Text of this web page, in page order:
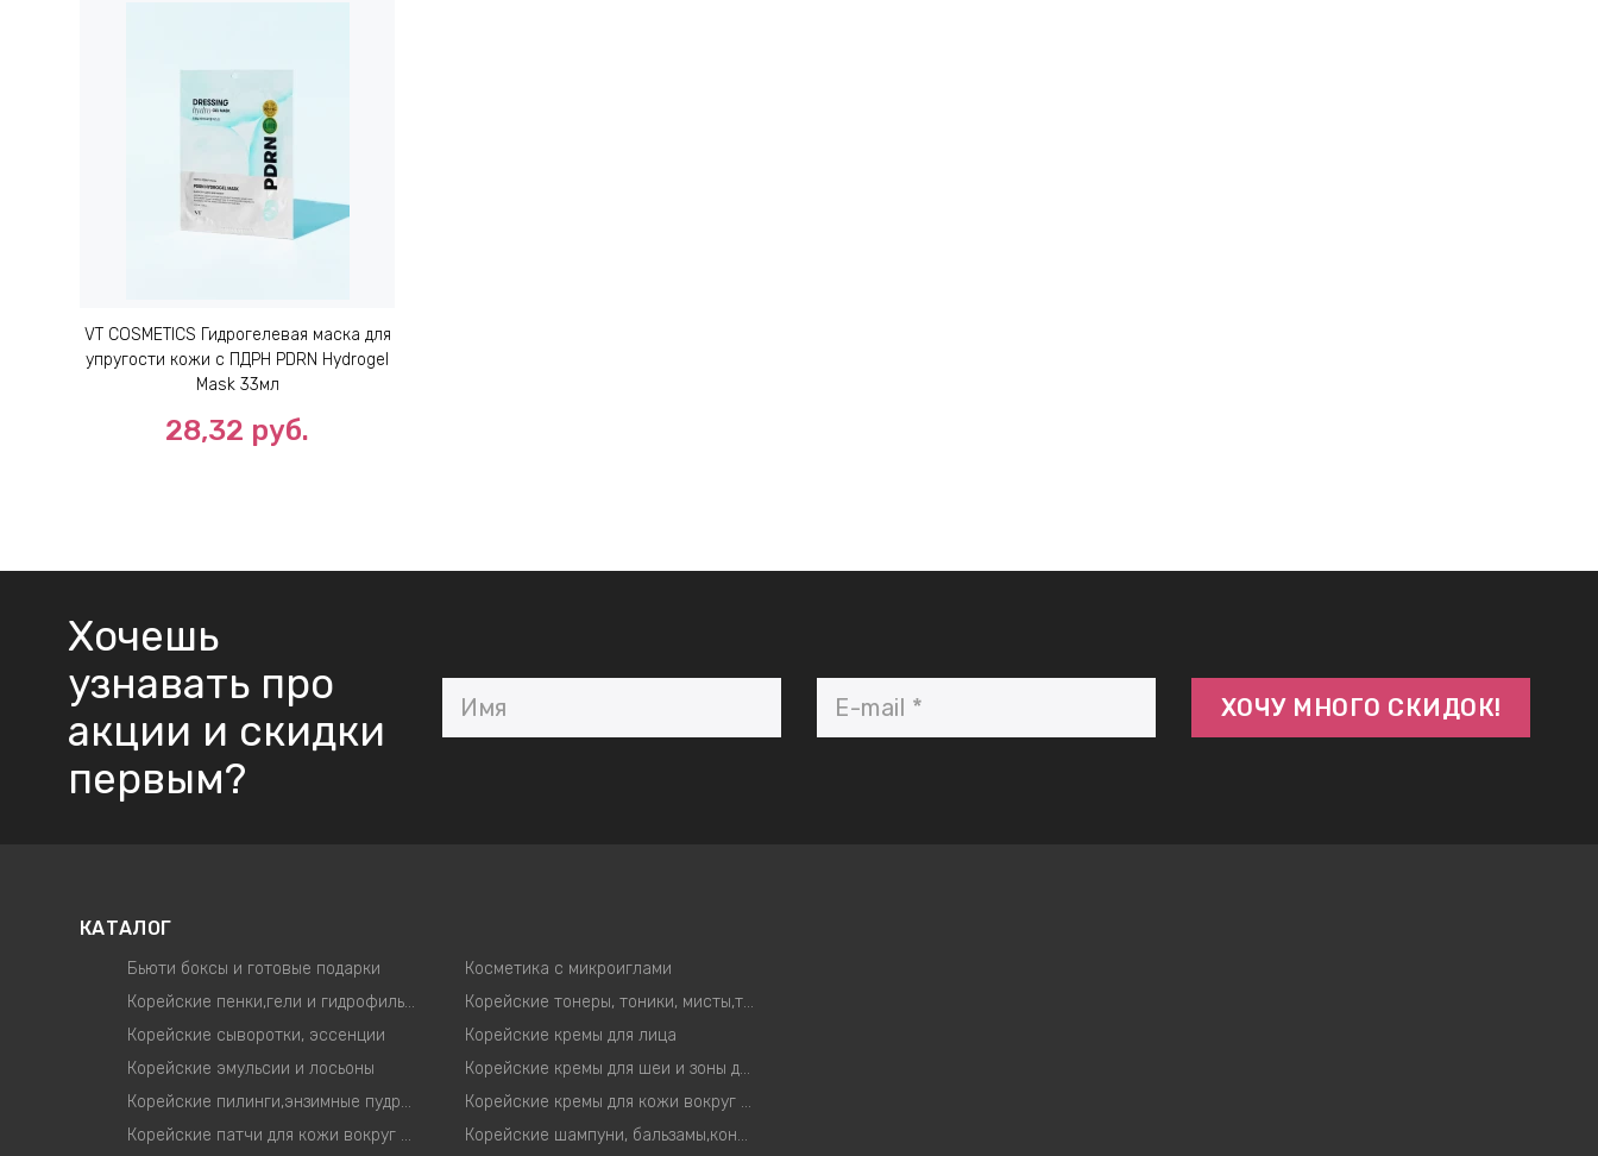
VT COSMETICS Гидрогелевая маска для
упругости кожи с ПДРН PDRN Hydrogel
Mask 33мл
28,32 руб.
Хочешь
узнавать про
акции и скидки
первым?
КАТАЛОГ
Бьюти боксы и готовые подарки
Косметика с микроиглами
Корейские пенки,гели и гидрофильные масла
Корейские тонеры, тоники, мисты,тонер-пэды
Корейские сыворотки, эссенции
Корейские кремы для лица
Корейские эмульсии и лосьоны
Корейские кремы для шеи и зоны декольте
Корейские пилинги,энзимные пудры,скрабы для лица
Корейские кремы для кожи вокруг глаз
Корейские патчи для кожи вокруг глаз
Корейские шампуни, бальзамы,кондиционеры, маски